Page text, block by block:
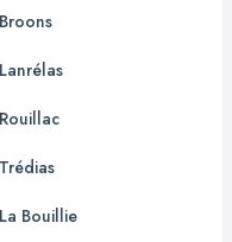
Broons
Lanrélas
Rouillac
Trédias
La Bouillie